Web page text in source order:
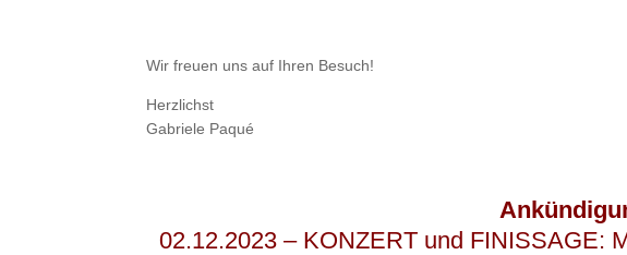
Wir freuen uns auf Ihren Besuch!
Herzlichst
Gabriele Paqué
02.12.2023 – KONZERT und FINISSAGE: